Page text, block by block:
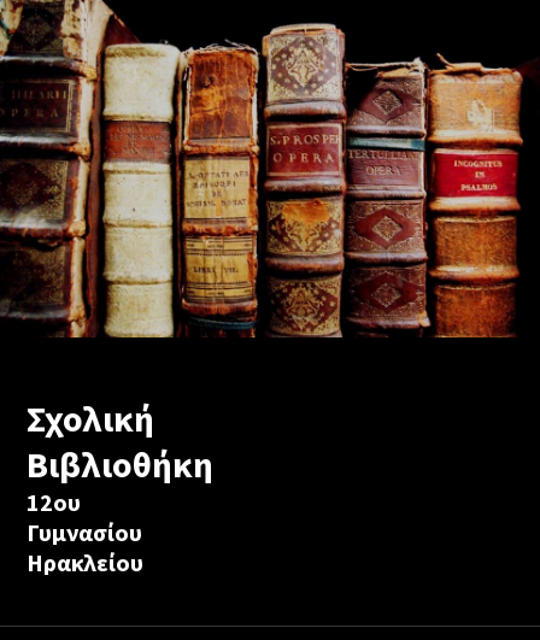
Σχολική
Βιβλιοθήκη
12ου
Γυμνασίου
Ηρακλείου